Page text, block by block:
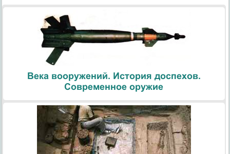
Века вооружений. История доспехов.
Современное оружие